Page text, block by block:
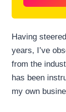
Having
years, I’ve
from the
has been
my own